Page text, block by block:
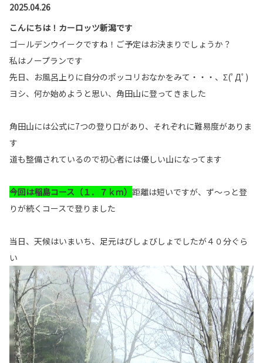
2025.04.26
こんにちは！カーロッツ新潟です
ゴールデンウイークですね！ご予定はお決まりでしょうか？
私はノープランです
先日、お風呂上りに自分のポッコリおなかをみて・・・、Σ(ﾟДﾟ)
ヨシ、何か始めようと思い、角田山に登ってきました
角田山には公式に7つの登り口があり、それぞれに難易度がありま
す
道も整備されているので初心者には優しい山になってます
今回は稲島コース（１．７ｋｍ） 距離は短いですが、ず～っと登
りが続くコースで登りました
当日、天候はいまいち、足元はびしょびしょでしたが４０分ぐら
い